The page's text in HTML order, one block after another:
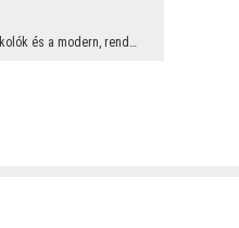
A javaslat ideális a futballszurkolók és a modern, rendkívüli kiegészítők szerelmeseinek. A labda...